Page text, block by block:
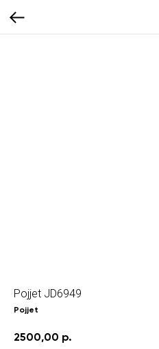
Pojjet JD6949
Pojjet
2500,00 р.